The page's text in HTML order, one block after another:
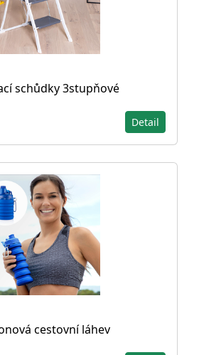
schůdky 3stupňové
Detail
cestovní láhev